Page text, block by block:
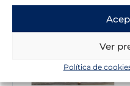
Ver
Política de